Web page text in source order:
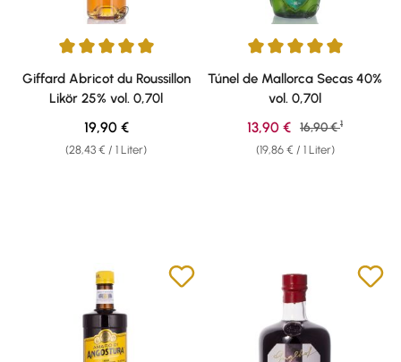
Durchschnittliche Bewertung von 5 von 5 Sternen
Giffard Abricot du Roussillon
Likör 25% vol. 0,70l
(28,43 € / 1 Liter)
Regulärer Preis:
19,90 €
Durchschnittliche Bewertung
Túnel de Mallorca Secas 40%
vol. 0,70l
(19,86 € / 1 Liter)
Verkaufspreis:
13,90 € Regulärer Preis:
16,90 € 1